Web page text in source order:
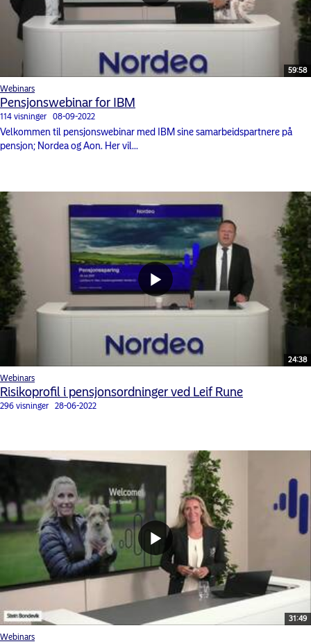
59:58
Webinars
Pensjonswebinar for IBM
114 visninger 08-09-2022
Velkommen til pensjonswebinar med IBM sine samarbeidspartnere på
pensjon; Nordea og Aon. Her vil...
24:38
Webinars
Risikoprofil i pensjonsordninger ved Leif Rune
296 visninger 28-06-2022
31:49
Webinars